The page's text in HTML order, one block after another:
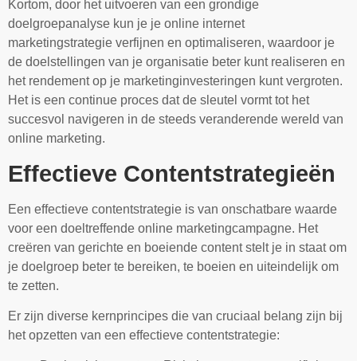
Kortom, door het uitvoeren van een grondige
doelgroepanalyse kun je je online internet
marketingstrategie verfijnen en optimaliseren, waardoor je
de doelstellingen van je organisatie beter kunt realiseren en
het rendement op je marketinginvesteringen kunt vergroten.
Het is een continue proces dat de sleutel vormt tot het
succesvol navigeren in de steeds veranderende wereld van
online marketing.
Effectieve Contentstrategieën
Een effectieve contentstrategie is van onschatbare waarde
voor een doeltreffende online marketingcampagne. Het
creëren van gerichte en boeiende content stelt je in staat om
je doelgroep beter te bereiken, te boeien en uiteindelijk om
te zetten.
Er zijn diverse kernprincipes die van cruciaal belang zijn bij
het opzetten van een effectieve contentstrategie: